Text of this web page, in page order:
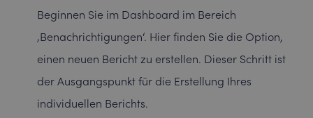
Beginnen Sie im Dashboard im Bereich
‚Benachrichtigungen‘. Hier finden Sie die Option,
einen neuen Bericht zu erstellen. Dieser Schritt ist
der Ausgangspunkt für die Erstellung Ihres
individuellen Berichts.